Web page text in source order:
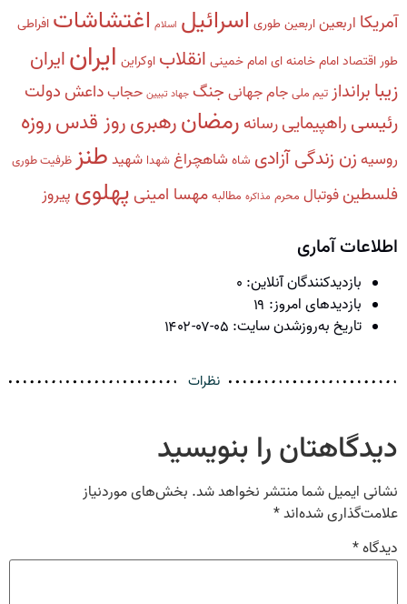
آمریکا اربعیناربعین طوری اسرائیل اسلام اغتشاشات افراطی
طور اقتصادامام خامنه ایامام خمینی انقلاب اوکراین ایرانایران
زیبا برانداز تیم ملیجام جهانی جنگ جهاد تبیین حجابداعش دولت
رئیسی راهپیماییرسانه رمضانرهبریروز قدسروزه
روسیهزن زندگی آزادی شاهشاهچراغشهدا شهید طنز ظرفیت طوری
فلسطین فوتبال محرم مذاکره مطالبهمهسا امینی پهلوی پیروز
اطلاعات آماری
بازدیدکنندگان آنلاین: ۰
بازدیدهای امروز: ۱۹
تاریخ به‌روزشدن سایت: ۱۴۰۲-۰۷-۰۵
نظرات
دیدگاهتان را بنویسید
نشانی ایمیل شما منتشر نخواهد شد. بخش‌های موردنیاز
علامت‌گذاری شده‌اند*
دیدگاه*